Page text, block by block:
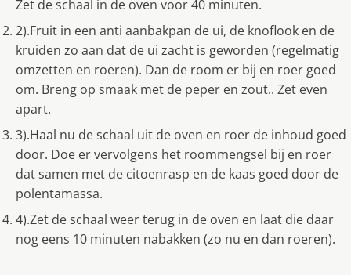
Zet de schaal in de oven voor 40 minuten.
2).Fruit in een anti aanbakpan de ui, de knoflook en de
kruiden zo aan dat de ui zacht is geworden (regelmatig
omzetten en roeren). Dan de room er bij en roer goed
om. Breng op smaak met de peper en zout.. Zet even
apart.
3).Haal nu de schaal uit de oven en roer de inhoud goed
door. Doe er vervolgens het roommengsel bij en roer
dat samen met de citoenrasp en de kaas goed door de
polentamassa.
4).Zet de schaal weer terug in de oven en laat die daar
nog eens 10 minuten nabakken (zo nu en dan roeren).